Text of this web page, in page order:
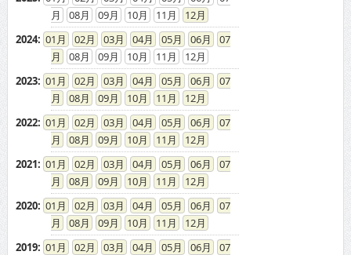
08
09 10 11
12
2024: 01 02 03 04 05 06
07
08
09 10 11
12
2023: 01 02 03 04 05 06
07
08
09 10 11
12
2022: 01 02 03 04 05 06
07
08
09 10 11
12
2021: 01 02 03 04 05 06
07
08
09 10 11
12
2020: 01 02 03 04 05 06
07
08
09 10 11
12
2019: 01 02 03 04 05 06
07